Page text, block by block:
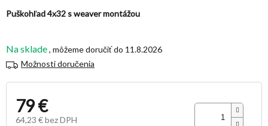
Na sklade
11.8.2026
Možnosti doručenia
79 €
64,23 € bez DPH
Puškohľad 4x32 s weaver montážou
5